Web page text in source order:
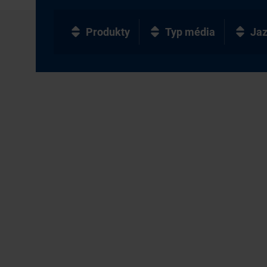
Produkty Typ média